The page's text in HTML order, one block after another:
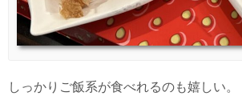
しっかりご飯系が食べれるのも嬉しい。